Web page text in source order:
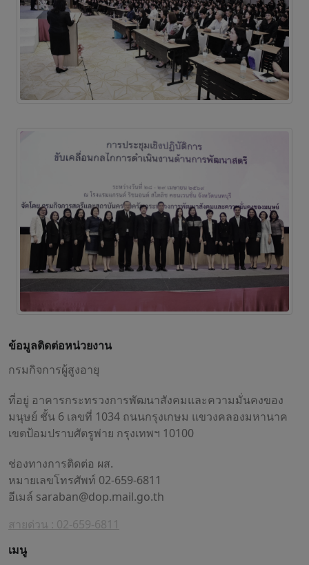
ข้อมูลติดต่อหน่วยงาน
กรมกิจการผู้สูงอายุ
ที่อยู่ อาคารกระทรวงการพัฒนาสังคมและความมั่นคงของ
มนุษย์ ชั้น 6 เลขที่ 1034 ถนนกรุงเกษม แขวงคลองมหานาค
เขตป้อมปราบศัตรูพ่าย กรุงเทพฯ 10100
ช่องทางการติดต่อ ผส.
หมายเลขโทรศัพท์ 02-659-6811
อีเมล์ saraban@dop.mail.go.th
สายด่วน : 02-659-6811
เมนู